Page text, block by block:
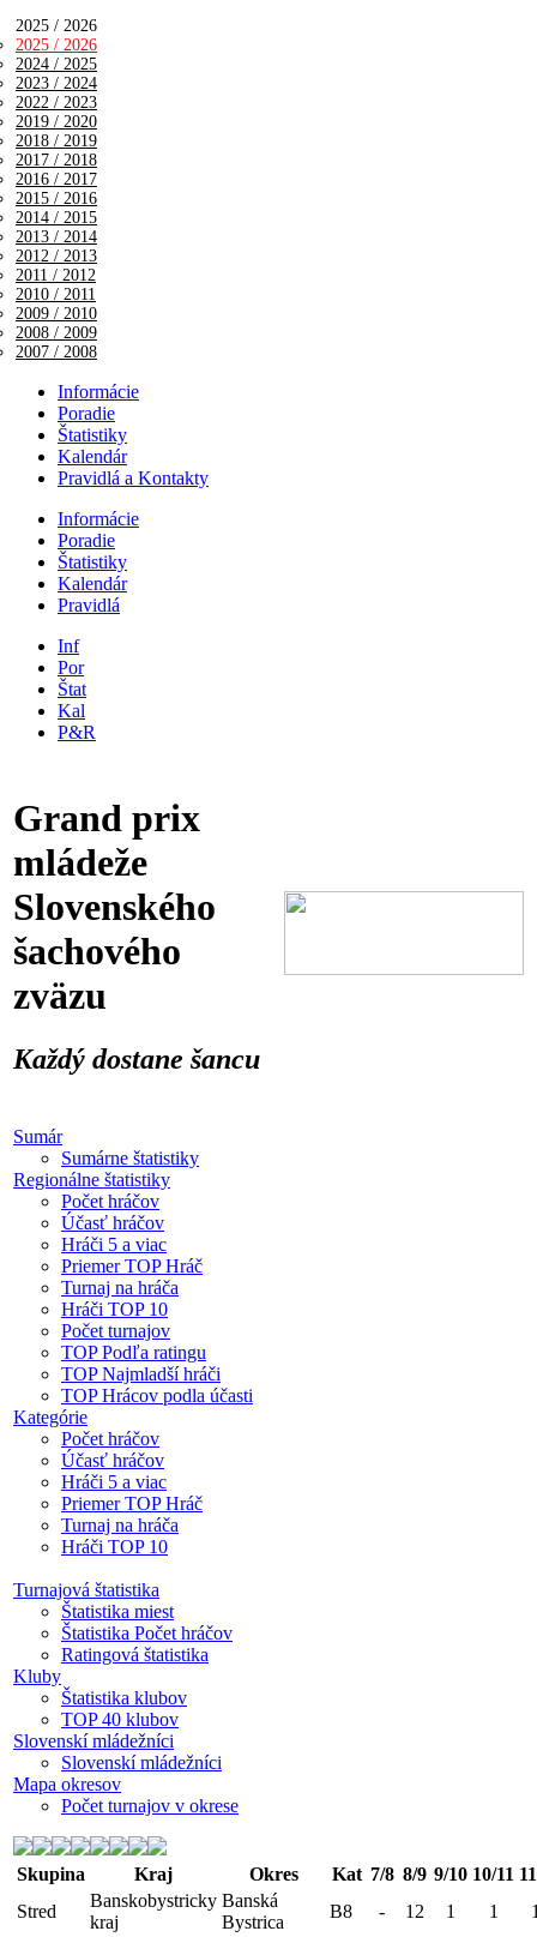
2025 / 2026
2025 / 2026
2024 / 2025
2023 / 2024
2022 / 2023
2019 / 2020
2018 / 2019
2017 / 2018
2016 / 2017
2015 / 2016
2014 / 2015
2013 / 2014
2012 / 2013
2011 / 2012
2010 / 2011
2009 / 2010
2008 / 2009
2007 / 2008
Informácie
Poradie
Štatistiky
Kalendár
Pravidlá a Kontakty
Informácie
Poradie
Štatistiky
Kalendár
Pravidlá
Inf
Por
Štat
Kal
P&R
Grand prix
mládeže
Slovenského
šachového
zväzu
Každý dostane šancu
Sumár
Sumárne štatistiky
Regionálne štatistiky
Počet hráčov
Účasť hráčov
Hráči 5 a viac
Priemer TOP Hráč
Turnaj na hráča
Hráči TOP 10
Počet turnajov
TOP Podľa ratingu
TOP Najmladší hráči
TOP Hrácov podla účasti
Kategórie
Počet hráčov
Účasť hráčov
Hráči 5 a viac
Priemer TOP Hráč
Turnaj na hráča
Hráči TOP 10
Turnajová štatistika
Štatistika miest
Štatistika Počet hráčov
Ratingová štatistika
Kluby
Štatistika klubov
TOP 40 klubov
Slovenskí mládežníci
Slovenskí mládežníci
Mapa okresov
Počet turnajov v okrese
Skupina Kraj Okres Kat 7/8 8/9 9/10 10/11
Stred
Banskobystricky
kraj
Banská
Bystrica
B8 - 12 1 1